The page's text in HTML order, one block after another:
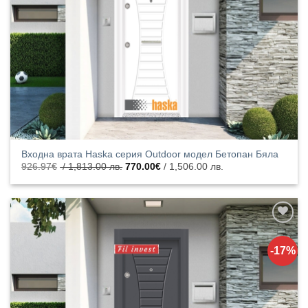
продукти
Входна врата Haska серия Outdoor модел Бетопан Бяла
926.97€ / 1,813.00 лв. Original
was:
1,813.00
лв..
770.00€ / 1,506.00 лв.
е:
/
1,506.00
лв..
-17%
Добавяне
към
списъка с
харесани
продукти